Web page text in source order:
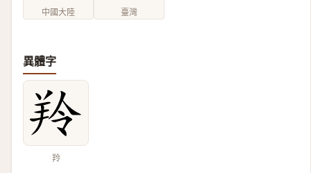
中國大陸 臺灣
異體字
羚